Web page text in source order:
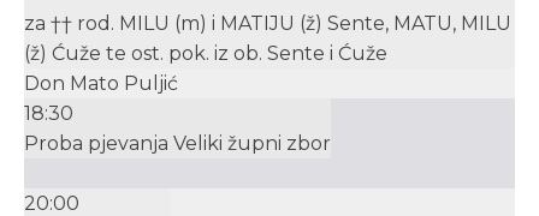
za †† rod. MILU (m) i MATIJU (ž) Sente, MATU, MILU
(ž) Ćuže te ost. pok. iz ob. Sente i Ćuže
Don Mato Puljić
18:30
Proba pjevanja Veliki župni zbor
20:00